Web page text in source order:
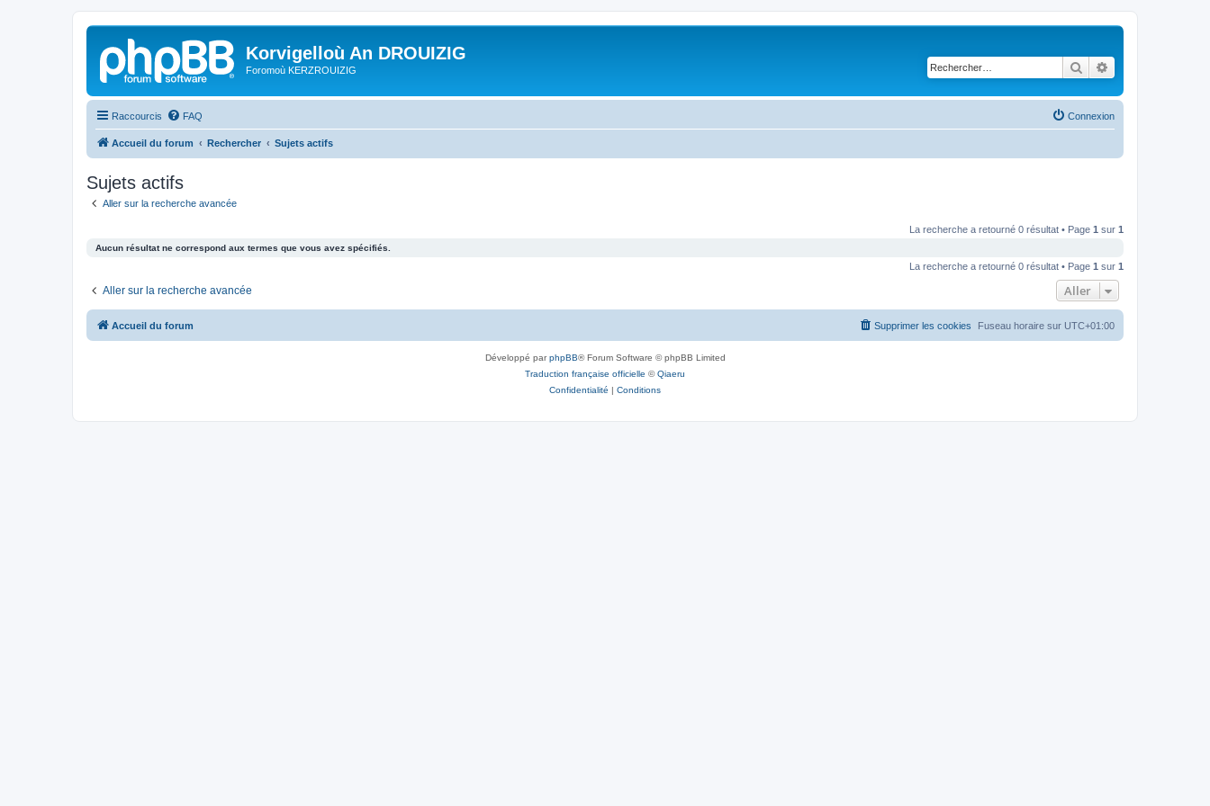
Korvigelloù An DROUIZIG
Foromoù KERZROUIZIG Rechercher
Raccourcis FAQ Connexion
Accueil du forum Rechercher Sujets actifs
Sujets actifs
Aller sur la recherche avancée
La recherche a retourné 0 résultat • Page 1 sur 1
Aucun résultat ne correspond aux termes que vous avez spécifiés.
La recherche a retourné 0 résultat • Page 1 sur 1
Aller sur la recherche avancée Aller
Accueil du forum Fuseau horaire sur UTC+01:00
Supprimer les cookies
Développé parphpBB® Forum Software © phpBB Limited
Traduction française officielle ©Qiaeru
Confidentialité | Conditions